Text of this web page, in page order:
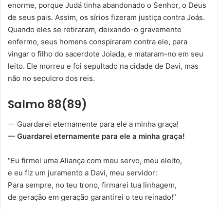
enorme, porque Judá tinha abandonado o Senhor, o Deus
de seus pais. Assim, os sírios fizeram justiça contra Joás.
Quando eles se retiraram, deixando-o gravemente
enfermo, seus homens conspiraram contra ele, para
vingar o filho do sacerdote Joiada, e mataram-no em seu
leito. Ele morreu e foi sepultado na cidade de Davi, mas
não no sepulcro dos reis.
Salmo 88(89)
— Guardarei eternamente para ele a minha graça!
— Guardarei eternamente para ele a minha graça!
“Eu firmei uma Aliança com meu servo, meu eleito,
e eu fiz um juramento a Davi, meu servidor:
Para sempre, no teu trono, firmarei tua linhagem,
de geração em geração garantirei o teu reinado!”